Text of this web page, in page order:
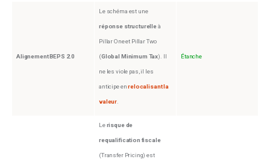
Alignement BEPS 2.0
Le schéma est une
réponse structurelleà
Pillar One et Pillar Two
(Global Minimum Tax). Il
ne les viole pas, il les
anticipe enrelocalisant la
valeur
Étanche
Lerisque de
requalification fiscale
(Transfer Pricing) est